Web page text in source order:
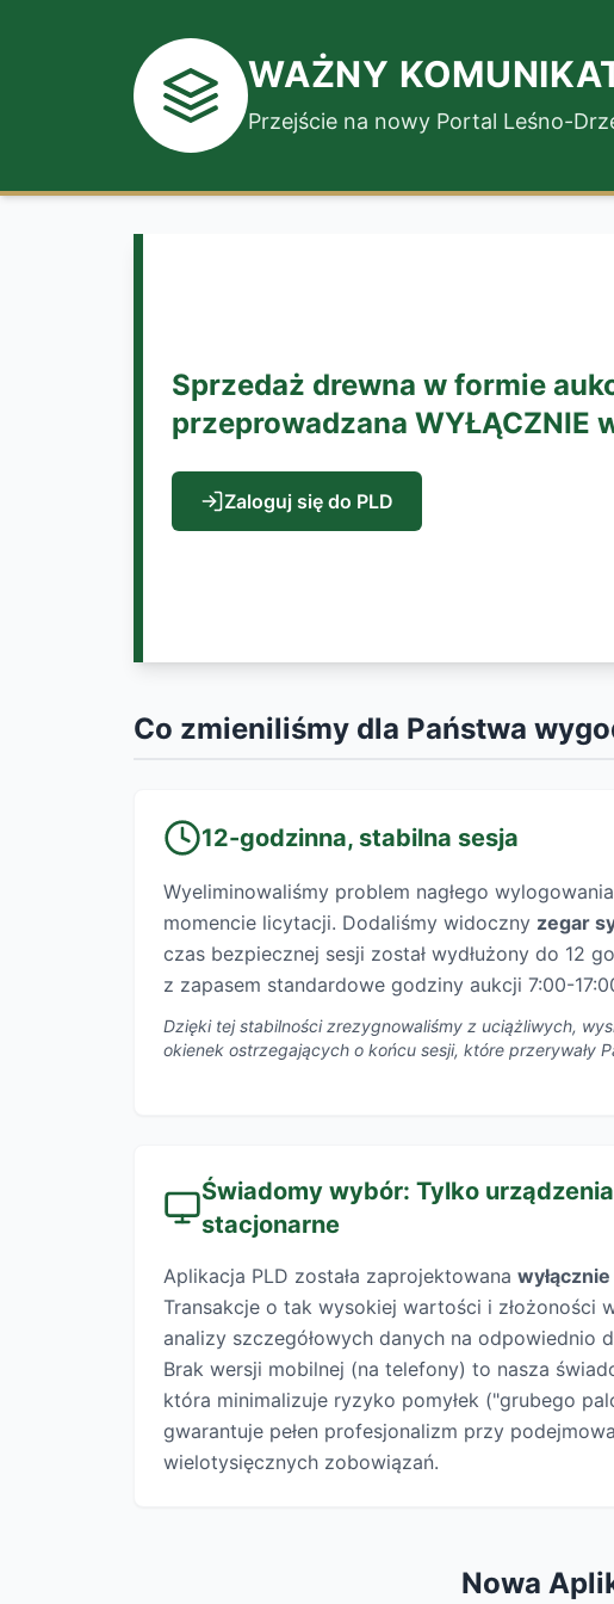
WAŻNY
Przejście na nowy Portal Leśno-
Sprzedaż drewna w formie
przeprowadzana WYŁĄCZNIE
Zaloguj się do PLD
Co zmieniliśmy dla Państwa
12-godzinna, stabilna sesja
Wyeliminowaliśmy problem nagłego
momencie licytacji. Dodaliśmy widoczny zegar
czas bezpiecznej sesji został wydłużony do 12
z zapasem standardowe godziny aukcji 7:00-
Dzięki tej stabilności zrezygnowaliśmy z uciążliwych,
okienek ostrzegających o końcu sesji, które przerywały
Świadomy wybór: Tylko urządzenia
stacjonarne
Aplikacja PLD została zaprojektowana
Transakcje o tak wysokiej wartości i złożoności
analizy szczegółowych danych na odpowiednio
Brak wersji mobilnej (na telefony) to nasza
która minimalizuje ryzyko pomyłek ("grubego
gwarantuje pełen profesjonalizm przy
wielotysięcznych zobowiązań.
Nowa